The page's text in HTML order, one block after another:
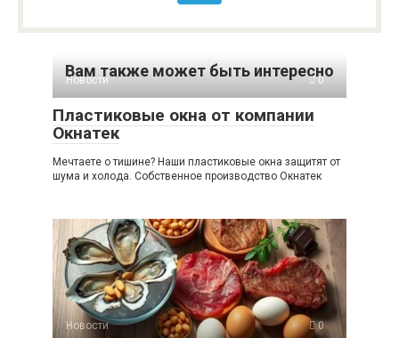
Вам также может быть интересно
Новости 0
Пластиковые окна от компании
Окнатек
Мечтаете о тишине? Наши пластиковые окна защитят от
шума и холода. Собственное производство Окнатек
Новости 0